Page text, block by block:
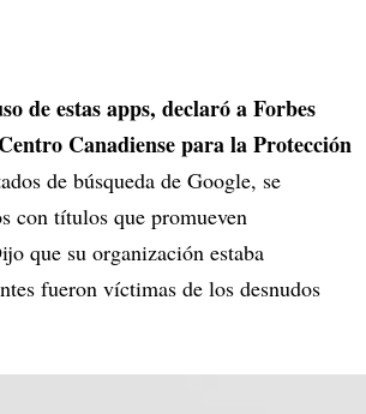
de estas apps, declaró a Forbes
Canadiense para la Protección
de búsqueda de Google, se
con títulos que promueven
que su organización estaba
fueron víctimas de los desnudos